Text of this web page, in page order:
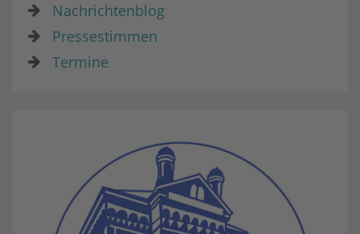
Nachrichtenblog
Pressestimmen
Termine